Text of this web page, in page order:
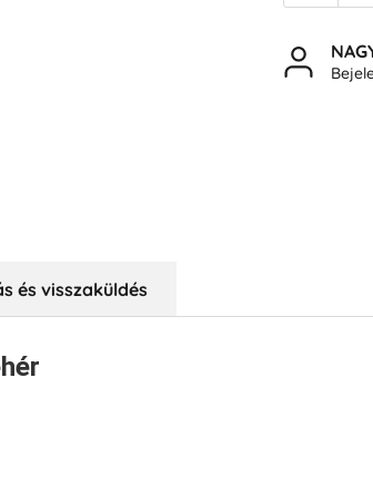
és visszaküldés